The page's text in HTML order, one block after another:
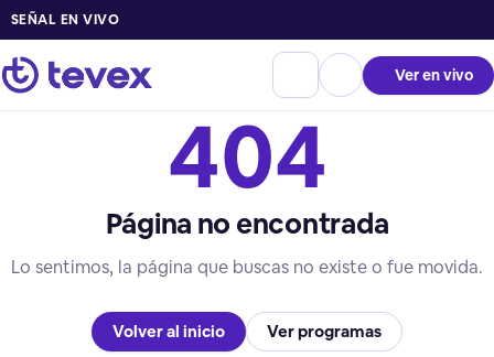
SEÑAL EN VIVO
Ver en vivo
404
Página no encontrada
Lo sentimos, la página que buscas no existe o fue movida.
Volver al inicio Ver programas